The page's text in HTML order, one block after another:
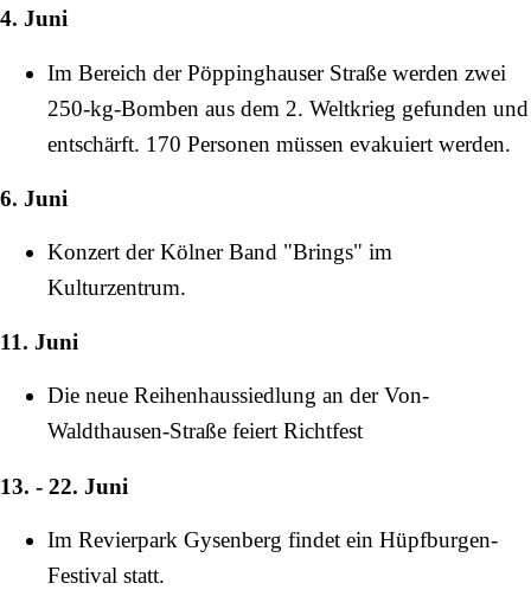
4. Juni
Im Bereich derPöppinghauser Straße werden zwei
250-kg-Bomben aus dem 2. Weltkrieg gefunden und
entschärft. 170 Personen müssen evakuiert werden.
6. Juni
Konzert der Kölner Band "Brings" im
Kulturzentrum.
11. Juni
Die neue Reihenhaussiedlung an derVon-
Waldthausen-Straße feiert Richtfest
13. - 22. Juni
Im Revierpark Gysenberg findet ein Hüpfburgen-
Festival statt.